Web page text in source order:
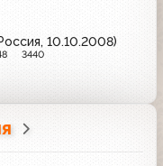
10.10.2008)
3440